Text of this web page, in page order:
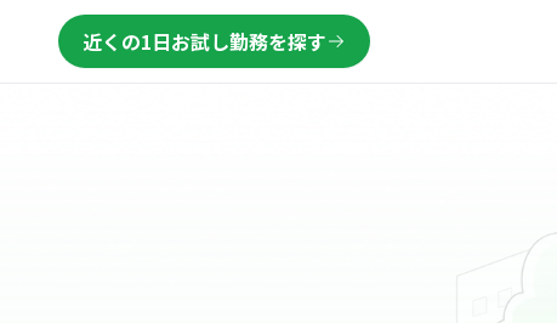
近くの1日お試し勤務を探す